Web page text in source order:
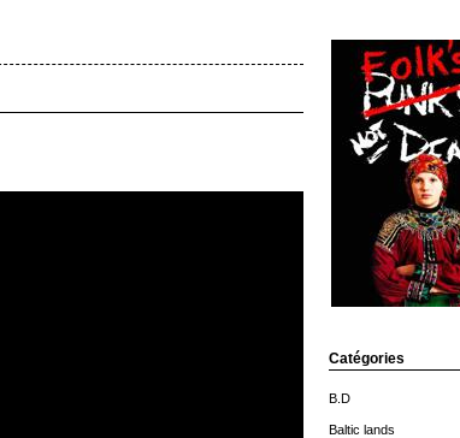
Catégories
B.D
Baltic lands